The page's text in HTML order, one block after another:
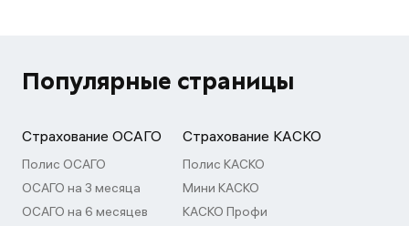
Популярные страницы
Страхование ОСАГО
Полис ОСАГО
ОСАГО на 3 месяца
ОСАГО на 6 месяцев
Страхование КАСКО
Полис КАСКО
Мини КАСКО
КАСКО Профи